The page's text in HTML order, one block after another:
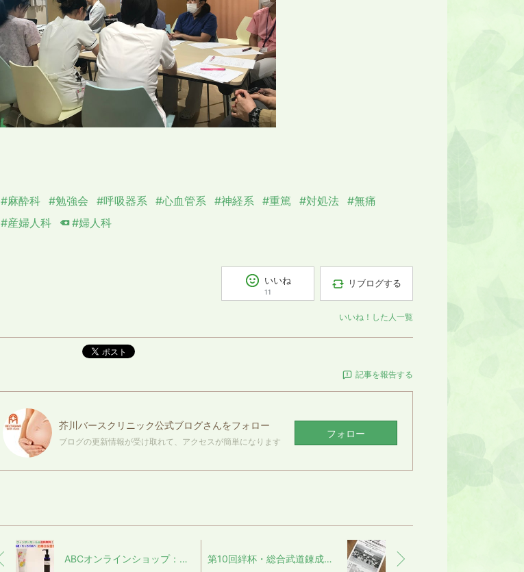
#麻酔科 #勉強会 #呼吸器系 #心血管系 #神経系 #重篤 #対処法 #無痛
#産婦人科
#婦人科
いいね
11
リブログする
いいね！した人一覧
ポスト
記事を報告する
芥川バースクリニック公式ブログさんをフォロー
ブログの更新情報が受け取れて、アクセスが簡単になります
フォロー
ABCオンラインショップ：ウィンターセール！ 第10回絆杯・総合武道錬成大会に協賛いたしました